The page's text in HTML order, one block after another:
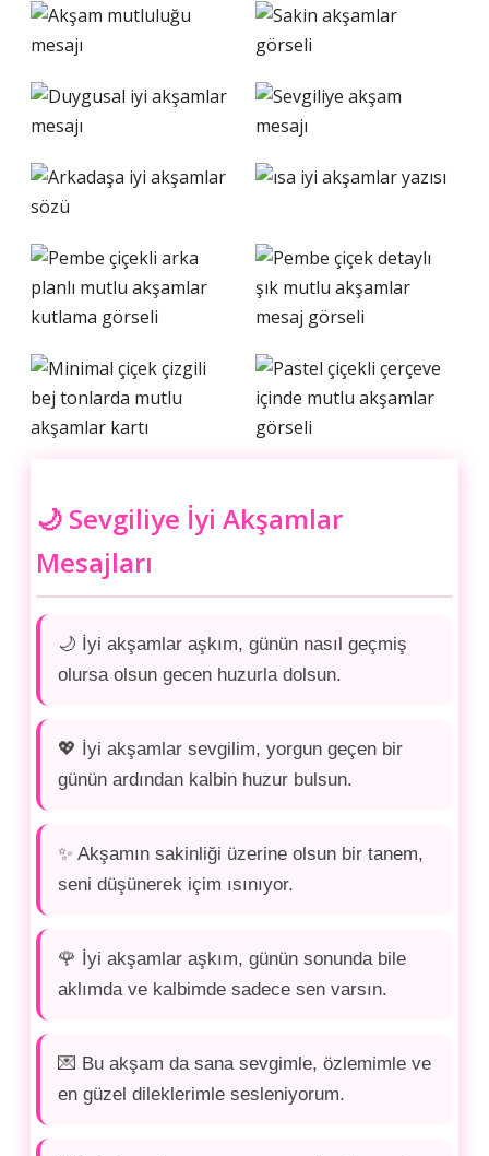
🌙 Sevgiliye İyi Akşamlar
Mesajları
🌙 İyi akşamlar aşkım, günün nasıl geçmiş
olursa olsun gecen huzurla dolsun.
💖 İyi akşamlar sevgilim, yorgun geçen bir
günün ardından kalbin huzur bulsun.
✨ Akşamın sakinliği üzerine olsun bir tanem,
seni düşünerek içim ısınıyor.
🌹 İyi akşamlar aşkım, günün sonunda bile
aklımda ve kalbimde sadece sen varsın.
💌 Bu akşam da sana sevgimle, özlemimle ve
en güzel dileklerimle sesleniyorum.